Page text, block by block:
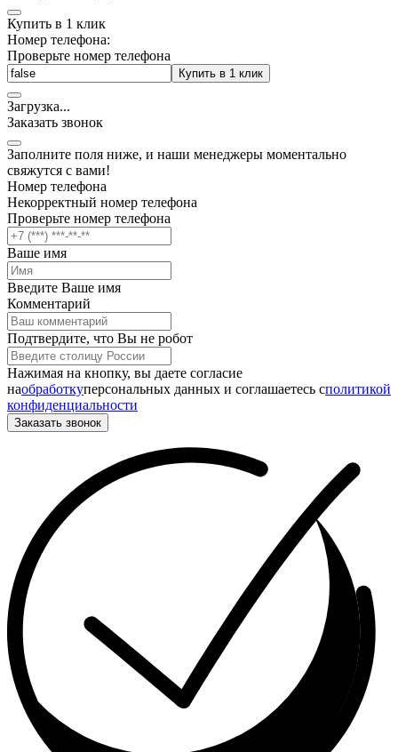
Купить в 1 клик
Номер телефона:
Проверьте номер телефона
Купить в 1 клик
Загрузка...
Заказать звонок
Заполните поля ниже, и наши менеджеры моментально
свяжутся с вами!
Номер телефона
Некорректный номер телефона
Проверьте номер телефона
Ваше имя
Введите Ваше имя
Комментарий
Подтвердите, что Вы не робот
Нажимая на кнопку, вы даете согласие
наобработкуперсональных данных и соглашаетесь cполитикой
конфиденциальности
Заказать звонок